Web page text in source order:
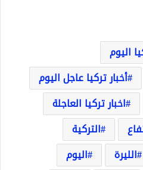
اليوم
أخبار تركيا عاجل اليوم
اخبار تركيا العاجلة
التركية
الليرة
اليوم